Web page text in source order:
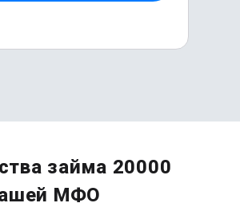
от 1
займа 20000
МФО